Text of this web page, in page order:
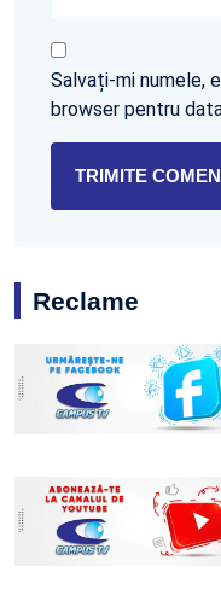
Salvați-mi numele,
browser pentru
Reclame